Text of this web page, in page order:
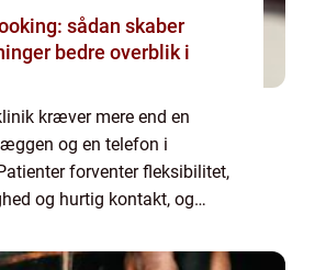
sådan skaber
bedre overblik i
kræver mere end en
og en telefon i
forventer fleksibilitet,
og hurtig kontakt, og
Her spiller behandlerbooking